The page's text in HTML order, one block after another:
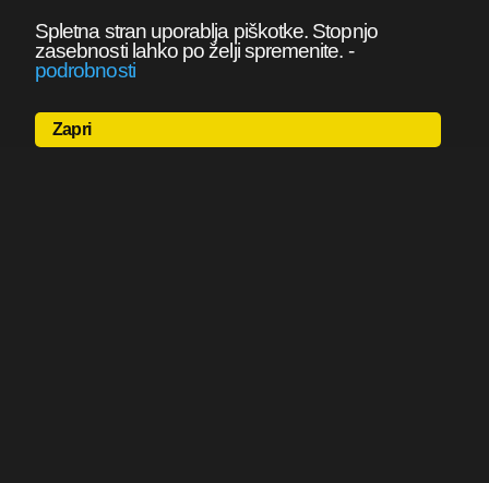
Spletna stran uporablja piškotke. Stopnjo
zasebnosti lahko po želji spremenite. -
podrobnosti
Zapri